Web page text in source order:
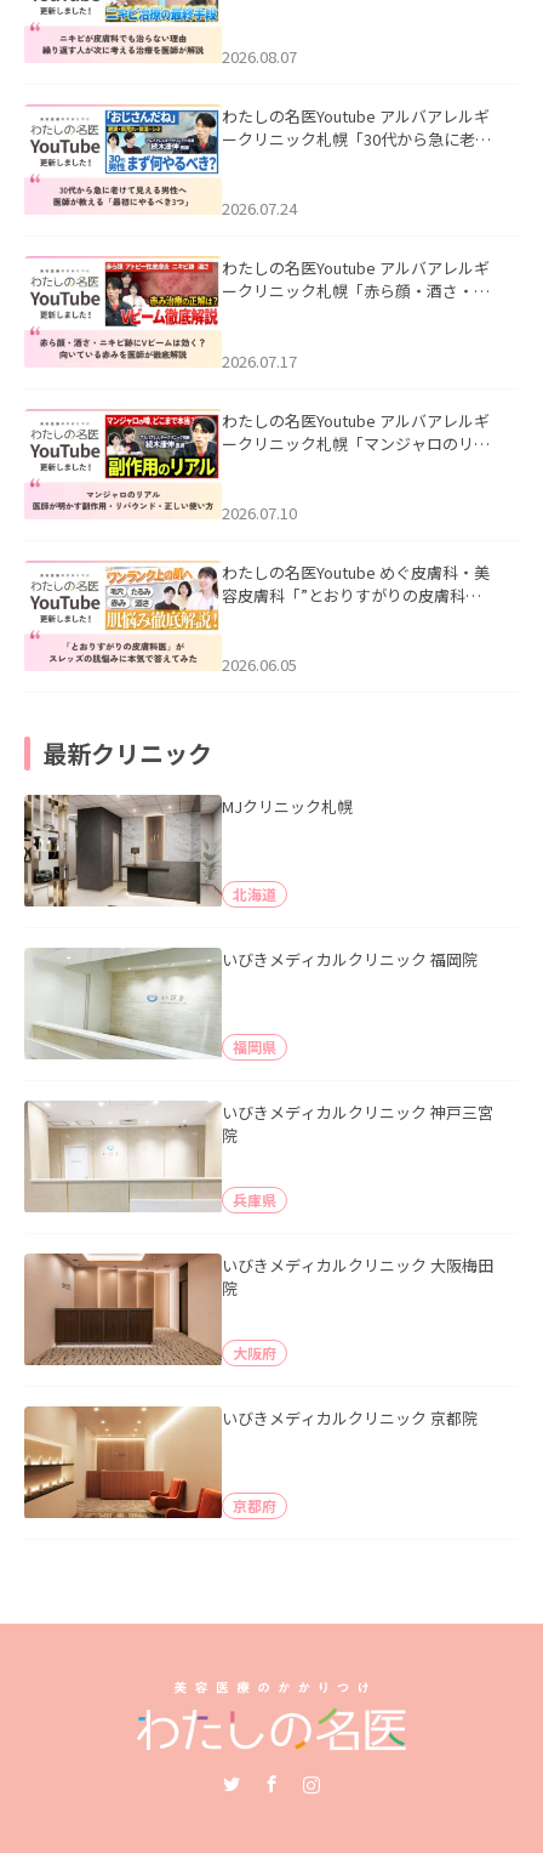
ました。
2026.08.07
わたしの名医Youtube アルバアレルギ
ークリニック札幌「30代から急に老け
た。
2026.07.24
わたしの名医Youtube アルバアレルギ
ークリニック札幌「赤ら顔・酒さ・ニ
した。
2026.07.17
わたしの名医Youtube アルバアレルギ
ークリニック札幌「マンジャロのリア
た。
2026.07.10
わたしの名医Youtube めぐ皮膚科・美
容皮膚科「”とおりすがりの皮膚科
2026.06.05
最新クリニック
MJクリニック札幌
北海道
いびきメディカルクリニック 福岡院
福岡県
いびきメディカルクリニック 神戸三宮
院
兵庫県
いびきメディカルクリニック 大阪梅田
院
大阪府
いびきメディカルクリニック 京都院
京都府